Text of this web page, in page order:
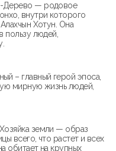
Дерево — родовое
внутри которого
Хотун. Она
пользу людей,
– главный герой эпоса,
мирную жизнь людей,
Хозяйка земли — образ
всего, что растет и всех
обитает на крупных